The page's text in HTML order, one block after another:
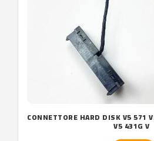
CONNETTORE HARD DISK V5 571
V5 431G V